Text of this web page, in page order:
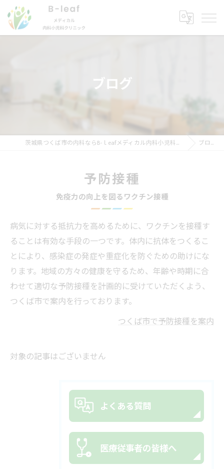
ブログ
茨城県つくば市の内科ならB-ｌeafメディカル内科小児科クリニック ブログ
予防接種
免疫力の向上を図るワクチン接種
病気に対する抵抗力を高めるために、ワクチンを接種す
ることは有効な手段の一つです。体内に抗体をつくるこ
とにより、感染症の発症や重症化を防ぐための助けにな
ります。地域の方々の健康を守るため、年齢や時期に合
わせて適切な予防接種を計画的に受けていただくよう、
つくば市で案内を行っております。
つくば市で予防接種を案内
対象の記事はございません
よくある質問
医療従事者の皆様へ